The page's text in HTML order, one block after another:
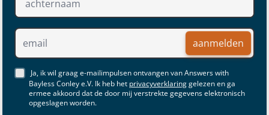
aanmelden
Ja, ik wil graag e-mailimpulsen ontvangen van Answers with
Bayless Conley e.V. Ik heb het privacyverklaringgelezen en ga
ermee akkoord dat de door mij verstrekte gegevens elektronisch
opgeslagen worden.